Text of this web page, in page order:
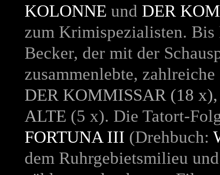
KOLONNE und DER
zum Krimispezialisten. Bis
Becker, der mit der
zusammenlebte,
DER KOMMISSAR(18
ALTE (5 x). Die Tatort-
FORTUNA III (Drehbuch:
dem Ruhrgebietsmilieu